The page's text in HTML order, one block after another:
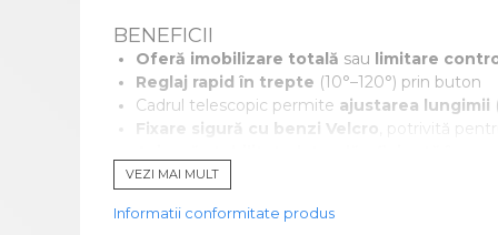
BONETE/MASTI/BOTOSEI
IGIENA SI INGRIJIRE
GIMNASTICA MEDICALA
MINGI RECUPERARE
PAT MEDICAL
BENEFICII
Oferă imobilizare totală sau limitare
Reglaj rapid în trepte (10°–120°) prin buton
Cadrul telescopic permite ajustarea lungimii
Fixare sigură cu benzi Velcro
, potrivită
INDICAȚII MEDICALE
Imobilizarea postoperatorie.
VEZI MAI MULT
Informatii conformitate produs